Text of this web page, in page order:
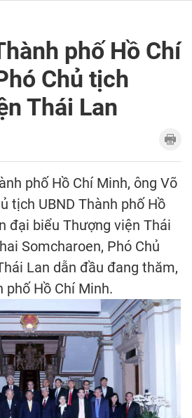
phố Hồ Chí
Chủ tịch
Thái Lan
phố Hồ Chí Minh, ông Võ
tịch UBND Thành phố Hồ
đại biểu Thượng viện Thái
Somcharoen, Phó Chủ
Lan dẫn đầu đang thăm,
Hồ Chí Minh.